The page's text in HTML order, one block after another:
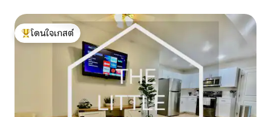
โดนใจเกสต์ที่สุด
โดนใจเกสต์